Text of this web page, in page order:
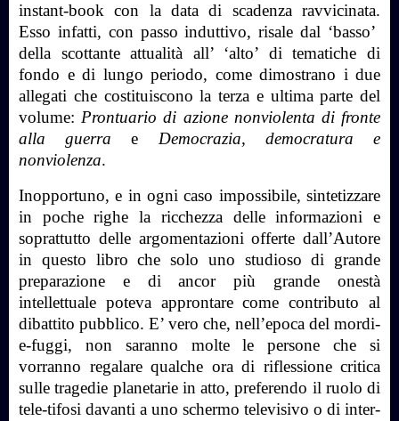
instant-book con la data di scadenza ravvicinata.
Esso infatti, con passo induttivo, risale dal ‘basso’
della scottante attualità all’ ‘alto’ di tematiche di
fondo e di lungo periodo, come dimostrano i due
allegati che costituiscono la terza e ultima parte del
volume: Prontuario di azione nonviolenta di fronte
alla guerra e Democrazia, democratura e
nonviolenza.
Inopportuno, e in ogni caso impossibile, sintetizzare
in poche righe la ricchezza delle informazioni e
soprattutto delle argomentazioni offerte dall’Autore
in questo libro che solo uno studioso di grande
preparazione e di ancor più grande onestà
intellettuale poteva approntare come contributo al
dibattito pubblico. E’ vero che, nell’epoca del mordi-
e-fuggi, non saranno molte le persone che si
vorranno regalare qualche ora di riflessione critica
sulle tragedie planetarie in atto, preferendo il ruolo di
tele-tifosi davanti a uno schermo televisivo o di inter-